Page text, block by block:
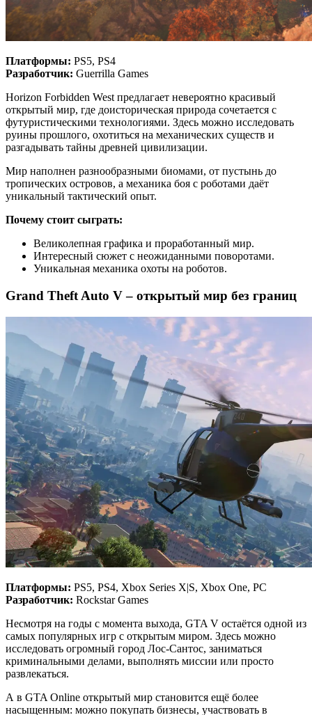
Платформы: PS5, PS4
Разработчик: Guerrilla Games
Horizon Forbidden West предлагает невероятно красивый
открытый мир, где доисторическая природа сочетается с
футуристическими технологиями. Здесь можно исследовать
руины прошлого, охотиться на механических существ и
разгадывать тайны древней цивилизации.
Мир наполнен разнообразными биомами, от пустынь до
тропических островов, а механика боя с роботами даёт
уникальный тактический опыт.
Почему стоит сыграть:
Великолепная графика и проработанный мир.
Интересный сюжет с неожиданными поворотами.
Уникальная механика охоты на роботов.
Grand Theft Auto V – открытый мир без границ
Платформы: PS5, PS4, Xbox Series X|S, Xbox One, PC
Разработчик: Rockstar Games
Несмотря на годы с момента выхода, GTA V остаётся одной из
самых популярных игр с открытым миром. Здесь можно
исследовать огромный город Лос-Сантос, заниматься
криминальными делами, выполнять миссии или просто
развлекаться.
А в GTA Online открытый мир становится ещё более
насыщенным: можно покупать бизнесы, участвовать в